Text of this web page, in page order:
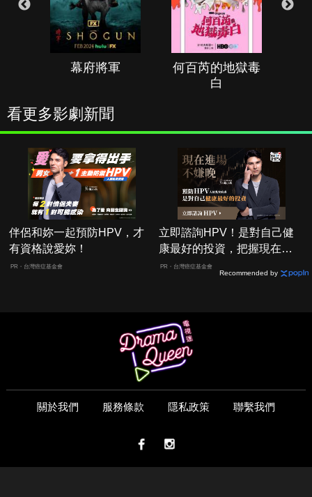
幕府將軍
何百芮的地獄毒
白
看更多影劇新聞
伴侶和妳一起預防HPV，才
有資格說愛妳！
PR・台灣癌症基金會
立即諮詢HPV！是對自己健
康最好的投資，把握現在不
嫌晚！
PR・台灣癌症基金會
Recommended by
關於我們 服務條款 隱私政策 聯繫我們